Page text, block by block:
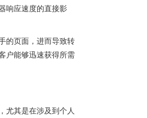
响应速度的直接影
的页面，进而导致转
户能够迅速获得所需
尤其是在涉及到个人